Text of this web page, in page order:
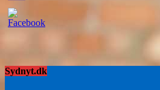
Sydnyt.dk